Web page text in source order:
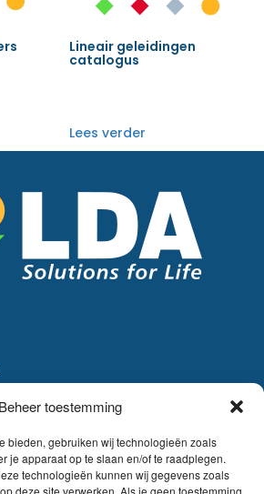
Beheer toestemming
bieden, gebruiken wij technologieën zoals
je apparaat op te slaan en/of te raadplegen.
technologieën kunnen wij gegevens zoals
deze site verwerken. Als je geen toestemming
Lineair geleidingen
catalogus
Lees verder
7340 2410 9862